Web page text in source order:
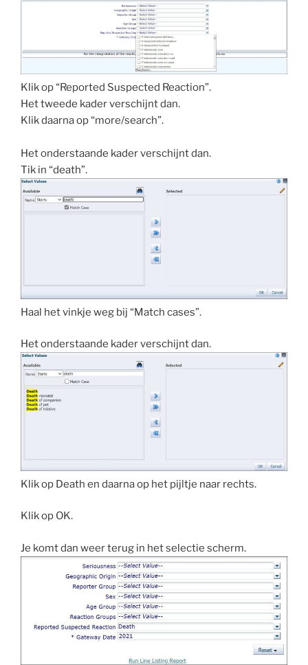
Klik op “Reported Suspected Reaction”.
Het tweede kader verschijnt dan.
Klik daarna op “more/search”.
Het onderstaande kader verschijnt dan.
Tik in “death”.
Haal het vinkje weg bij “Match cases”.
Het onderstaande kader verschijnt dan.
Klik op Death en daarna op het pijltje naar rechts.
Klik op OK.
Je komt dan weer terug in het selectie scherm.